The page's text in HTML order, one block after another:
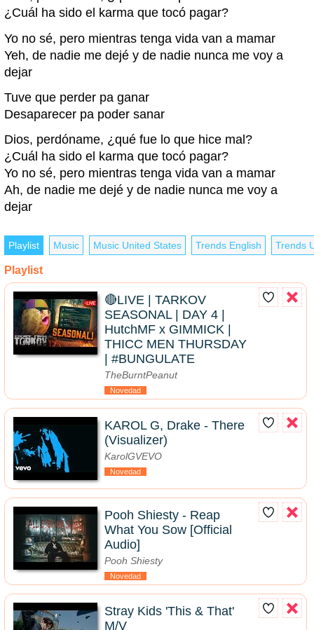
¿Cuál ha sido el karma que tocó pagar?
Yo no sé, pero mientras tenga vida van a mamar
Yeh, de nadie me dejé y de nadie nunca me voy a
dejar
Tuve que perder pa ganar
Desaparecer pa poder sanar
Dios, perdóname, ¿qué fue lo que hice mal?
¿Cuál ha sido el karma que tocó pagar?
Yo no sé, pero mientras tenga vida van a mamar
Ah, de nadie me dejé y de nadie nunca me voy a
dejar
Playlist Music Music United States Trends English Trends
Playlist
🔴LIVE | TARKOV
SEASONAL | DAY 4 |
HutchMF x GIMMICK |
THICC MEN THURSDAY
| #BUNGULATE
TheBurntPeanut
Novedad
KAROL G, Drake - There
(Visualizer)
KarolGVEVO
Novedad
Pooh Shiesty - Reap
What You Sow [Official
Audio]
Pooh Shiesty
Novedad
Stray Kids 'This & That'
M/V